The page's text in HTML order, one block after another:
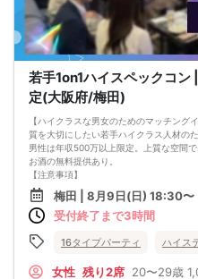
若手1on1ハイスペックコ
定(大阪府/梅田)
【ハイクラスな男女のためのマッチングイ
質を大切にしたい若手ハイクラス人材の
男性は年収500万以上限定。上質な空間
お酒の無料提供あり。
【注意事項】
■当日の持ち物
・公的身分証明書 ※ご提示いただけない
■留意事項
等）によりイベント中止になる可能性もご
・当日は時間に余裕をもってお越しくだ
梅田 | 8月9日(日) 18:30〜
受付終了まで3時間
16タイプパーティ ハイス
女性 残り2席 20〜29歳